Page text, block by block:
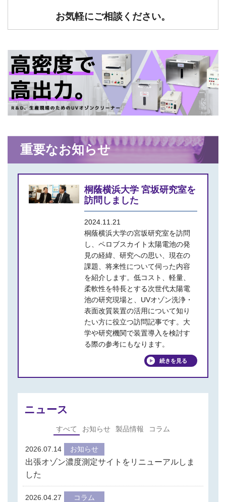
お気軽にご相談ください。
重要なお知らせ
桐蔭横浜大学 宮坂研究室を
訪問しました
2024.11.21
桐蔭横浜大学の宮坂研究室を訪問
し、ペロブスカイト太陽電池の発
見の経緯、研究への思い、現在の
課題、将来性について伺った内容
を紹介します。低コスト、軽量、
柔軟性を特長とする次世代太陽電
池の研究現場と、UVオゾン洗浄・
表面改質装置の活用について知り
たい方に役立つ訪問記事です。大
学や研究機関で装置導入を検討す
る際の参考にもなります。
続きを見る
ニュース
すべて お知らせ 製品情報 コラム
2026.07.14 お知らせ
出張オゾン濃度測定サイトをリニューアルしま
した
2026.04.27 コラム